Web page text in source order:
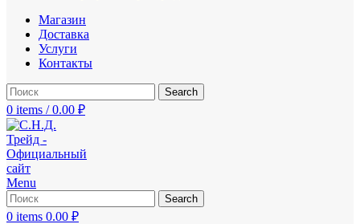
Магазин
Доставка
Услуги
Контакты
Search
0 items / 0.00 ₽
Menu
Search
0 items 0.00 ₽